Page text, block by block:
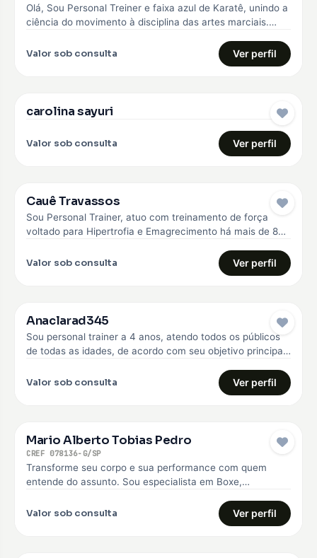
Olá, Sou Personal Treiner e faixa azul de Karatê, unindo a
ciência do movimento à disciplina das artes marciais.
Valor sob consulta Ver perfil
EMBAIXADOR
carolina sayuri
Valor sob consulta Ver perfil
EMBAIXADOR
Cauê Travassos
Sou Personal Trainer, atuo com treinamento de força
voltado para Hipertrofia e Emagrecimento há mais de 8
Valor sob consulta Ver perfil
Anaclarad345
Sou personal trainer a 4 anos, atendo todos os públicos
de todas as idades, de acordo com seu objetivo principal,
Valor sob consulta Ver perfil
Mario Alberto Tobias Pedro
CREF 078136-G/SP
Transforme seu corpo e sua performance com quem
entende do assunto. Sou especialista em Boxe,
Valor sob consulta Ver perfil